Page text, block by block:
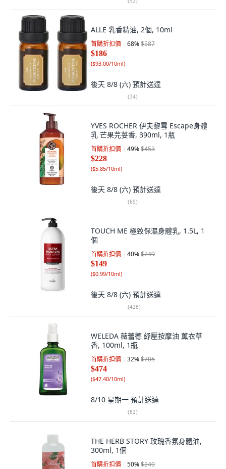
ALLE 乳香精油, 2個, 10ml
首購折扣價 68%$587
$186
($93.00/10ml)
後天 8/8 (六) 預計送達
(34)
YVES ROCHER 伊夫黎雪 Escape身體
乳 芒果芫荽香, 390ml, 1瓶
首購折扣價 49%$453
$228
($5.85/10ml)
後天 8/8 (六) 預計送達
(69)
TOUCH ME 極致保濕身體乳, 1.5L, 1
個
首購折扣價 40%$249
$149
($0.99/10ml)
後天 8/8 (六) 預計送達
(428)
WELEDA 薇蕾德 紓壓按摩油 薰衣草
香, 100ml, 1瓶
首購折扣價 32%$705
$474
($47.40/10ml)
8/10 星期一 預計送達
(82)
THE HERB STORY 玫瑰香氛身體油,
300ml, 1個
首購折扣價 50%$240